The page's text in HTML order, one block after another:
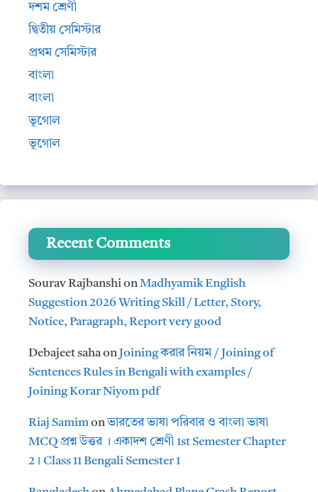
দশম শ্রেণী
দ্বিতীয় সেমিস্টার
প্রথম সেমিস্টার
বাংলা
বাংলা
ভূগোল
ভূগোল
Recent Comments
Sourav RajbanshionMadhyamik English
Suggestion 2026 Writing Skill / Letter, Story,
Notice, Paragraph, Report very good
Debajeet sahaonJoining করার নিয়ম / Joining of
Sentences Rules in Bengali with examples /
Joining Korar Niyom pdf
Riaj Samimonভারতের ভাষা পরিবার ও বাংলা ভাষা
MCQ প্রশ্ন উত্তর । একাদশ শ্রেণী 1st Semester Chapter
2। Class 11 Bengali Semester 1